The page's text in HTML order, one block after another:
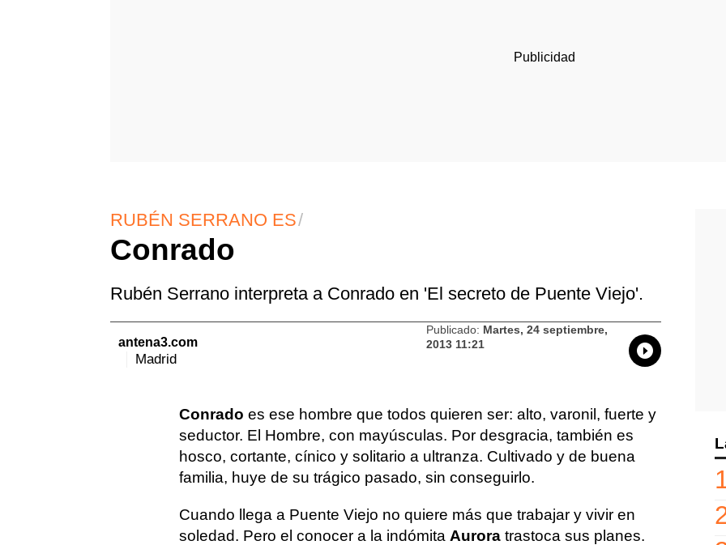
RUBÉN SERRANO ES
Conrado
Rubén Serrano interpreta a Conrado en 'El secreto de Puente Viejo'.
antena3.com
Madrid
Publicado: Martes, 24 septiembre,
2013 11:21
Whatsapp
Compartir
Conrado es ese hombre que todos quieren ser: alto, varonil, fuerte y
seductor. El Hombre, con mayúsculas. Por desgracia, también es
hosco, cortante, cínico y solitario a ultranza. Cultivado y de buena
familia, huye de su trágico pasado, sin conseguirlo.
Cuando llega a Puente Viejo no quiere más que trabajar y vivir en
soledad. Pero el conocer a la indómita Aurora trastoca sus planes.